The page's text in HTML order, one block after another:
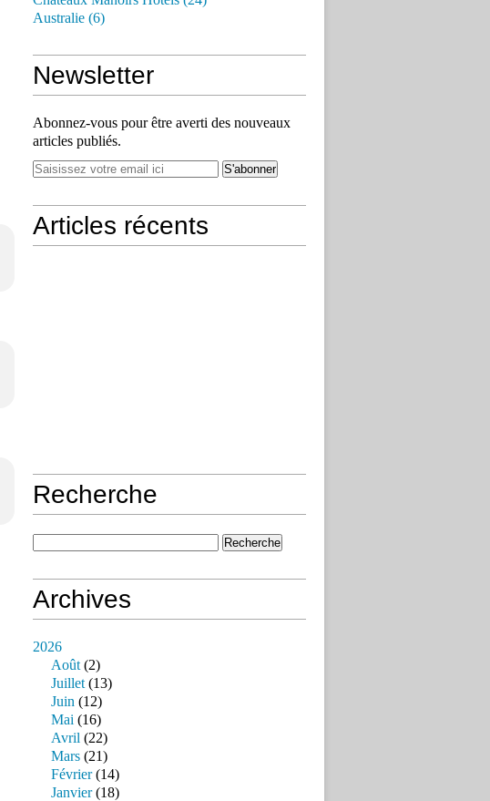
Australie (6)
Newsletter
Abonnez-vous pour être averti des nouveaux
articles publiés.
Articles récents
Recherche
Archives
2026
Août(2)
Juillet(13)
Juin (12)
Mai (16)
Avril (22)
Mars (21)
Février(14)
Janvier(18)